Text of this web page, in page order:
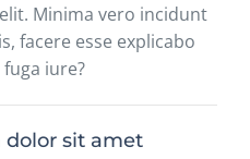
Minima vero incidunt
facere esse explicabo
iure?
dolor sit amet